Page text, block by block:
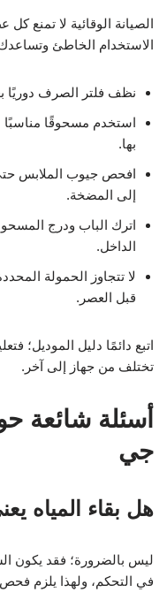
الصيانة الوقائية لا تمنع
الاستخدام الخاطئ
نظف فلتر الصرف دوريًا
استخدم مسحوقًا مناسبًا
بها.
افحص جيوب الملابس
إلى المضخة.
اترك الباب ودرج
الداخل.
لا تتجاوز الحمولة
قبل العصر.
اتبع دائمًا دليل الموديل؛
تختلف من جهاز إلى آخر.
أسئلة شائعة
جي
هل بقاء المياه
ليس بالضرورة؛ فقد يكون
في التحكم، ولهذا يلزم